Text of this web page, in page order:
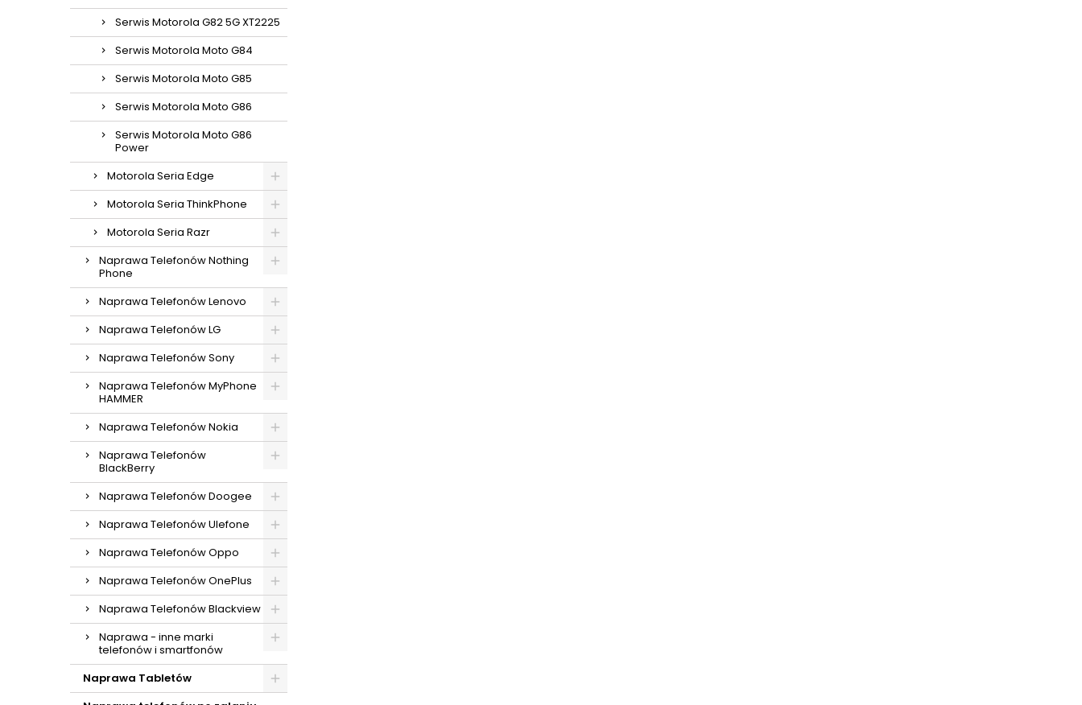
Serwis Motorola G82 5G XT2225
Serwis Motorola Moto G84
Serwis Motorola Moto G85
Serwis Motorola Moto G86
Serwis Motorola Moto G86
Power
Motorola Seria Edge
Motorola Seria ThinkPhone
Motorola Seria Razr
Naprawa Telefonów Nothing
Phone
Naprawa Telefonów Lenovo
Naprawa Telefonów LG
Naprawa Telefonów Sony
Naprawa Telefonów MyPhone
HAMMER
Naprawa Telefonów Nokia
Naprawa Telefonów
BlackBerry
Naprawa Telefonów Doogee
Naprawa Telefonów Ulefone
Naprawa Telefonów Oppo
Naprawa Telefonów OnePlus
Naprawa Telefonów Blackview
Naprawa - inne marki
telefonów i smartfonów
Naprawa Tabletów